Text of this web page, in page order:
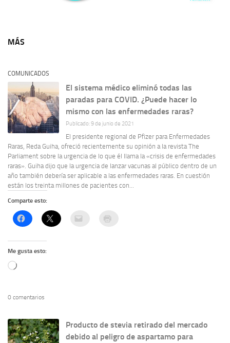
MÁS
COMUNICADOS
El sistema médico eliminó todas las
paradas para COVID. ¿Puede hacer lo
mismo con las enfermedades raras?
Publicado: 9 de junio de 2021
El presidente regional de Pfizer para Enfermedades
Raras, Reda Guiha, ofreció recientemente su opinión a la revista The
Parliament sobre la urgencia de lo que él llama la «crisis de enfermedades
raras». Guiha dijo que la urgencia de lanzar vacunas al público dentro de un
año también debería ser aplicable a las enfermedades raras. En cuestión
están los treinta millones de pacientes con...
Comparte esto:
Me gusta esto:
Cargando...
0 comentarios
Producto de stevia retirado del mercado
debido al peligro de aspartamo para